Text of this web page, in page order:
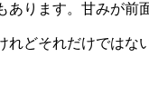
あります。甘みが
どそれだけではな